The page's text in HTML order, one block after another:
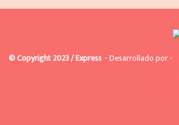
© Copyright 2023 / Express - Desarrollado por -